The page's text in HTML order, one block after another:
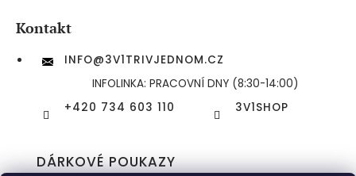
Kontakt
INFO@3V1TRIVJEDNOM.CZ
INFOLINKA: PRACOVNÍ DNY (8:30-14:00)
+420 734 603 110
3V1SHOP
DÁRKOVÉ POUKAZY